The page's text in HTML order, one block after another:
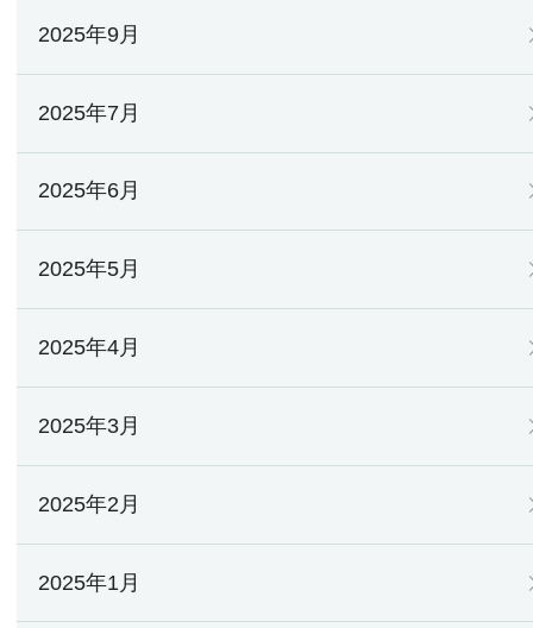
2025年9月
2025年7月
2025年6月
2025年5月
2025年4月
2025年3月
2025年2月
2025年1月